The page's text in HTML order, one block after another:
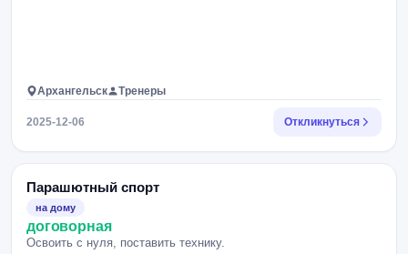
Архангельск Тренеры
2025-12-06 Откликнуться
Парашютный спорт
на дому
договорная
Освоить с нуля, поставить технику.